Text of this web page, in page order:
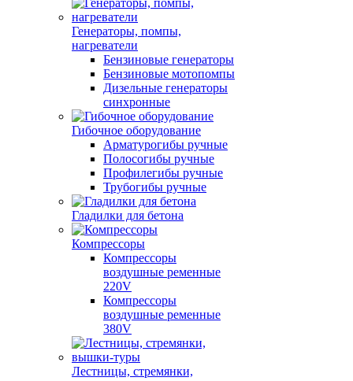
Генераторы, помпы,
нагреватели
Бензиновые генераторы
Бензиновые мотопомпы
Дизельные генераторы
синхронные
Гибочное оборудование
Арматурогибы ручные
Полосогибы ручные
Профилегибы ручные
Трубогибы ручные
Гладилки для бетона
Компрессоры
Компрессоры
воздушные ременные
220V
Компрессоры
воздушные ременные
380V
Лестницы, стремянки,